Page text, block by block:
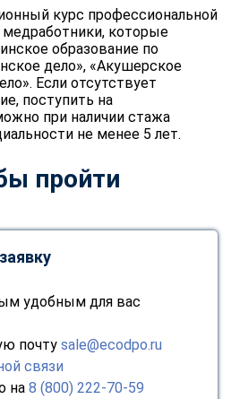
курс профессиональной
которые
образование по
дело», «Акушерское
Если отсутствует
поступить на
при наличии стажа
не менее 5 лет.
пройти
удобным для вас
почту sale@ecodpo.ru
связи
на 8 (800) 222-70-59
любой удобный мессенджер!